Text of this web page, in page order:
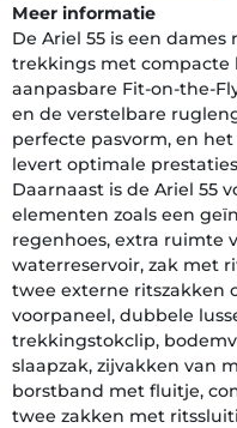
Meer informatie
De Ariel 55 is een
trekkings met
aanpasbare Fit-on-the-
en de verstelbare
perfecte pasvorm, en
levert optimale
Daarnaast is de Ariel 55
elementen zoals een
regenhoes, extra ruimte
waterreservoir, zak met
twee externe ritszakken
voorpaneel, dubbele
trekkingstokclip,
slaapzak, zijvakken van
borstband met fluitje,
twee zakken met